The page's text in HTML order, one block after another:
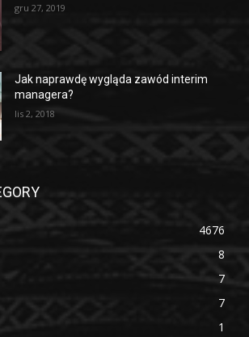
gru 27, 2019
Jak naprawdę wygląda zawód interim
managera?
lis 2, 2018
4676
8
7
7
1